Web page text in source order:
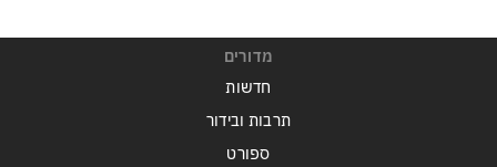
מדורים
חדשות
תרבות ובידור
ספורט